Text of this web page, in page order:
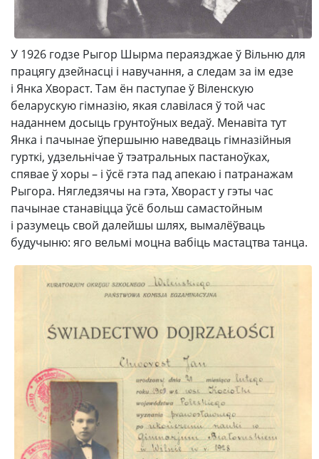
У 1926 годзе Рыгор Шырма пераязджае ў Вільню для
працягу дзейнасці і навучання, а следам за ім едзе
і Янка Хвораст. Там ён паступае ў Віленскую
беларускую гімназію, якая славілася ў той час
наданнем досыць грунтоўных ведаў. Менавіта тут
Янка і пачынае ўпершыню наведваць гімназійныя
гурткі, удзельнічае ў тэатральных пастаноўках,
спявае ў хоры – і ўсё гэта пад апекаю і патранажам
Рыгора. Нягледзячы на гэта, Хвораст у гэты час
пачынае станавіцца ўсё больш самастойным
і разумець свой далейшы шлях, вымалёўваць
будучыню: яго вельмі моцна вабіць мастацтва танца.